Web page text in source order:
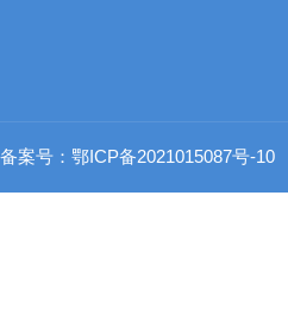
备案号：鄂ICP备2021015087号-10